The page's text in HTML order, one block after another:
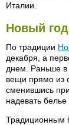
Италии.
Новый
По традиции
декабря, а
днем. Раньше в
вещи прямо из
сменившись
надевать белье
Традиционным